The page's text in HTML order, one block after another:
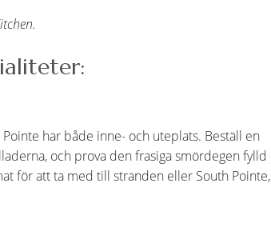
har både inne- och uteplats. Beställ en
och prova den frasiga smördegen fylld
för att ta med till stranden eller South Pointe,